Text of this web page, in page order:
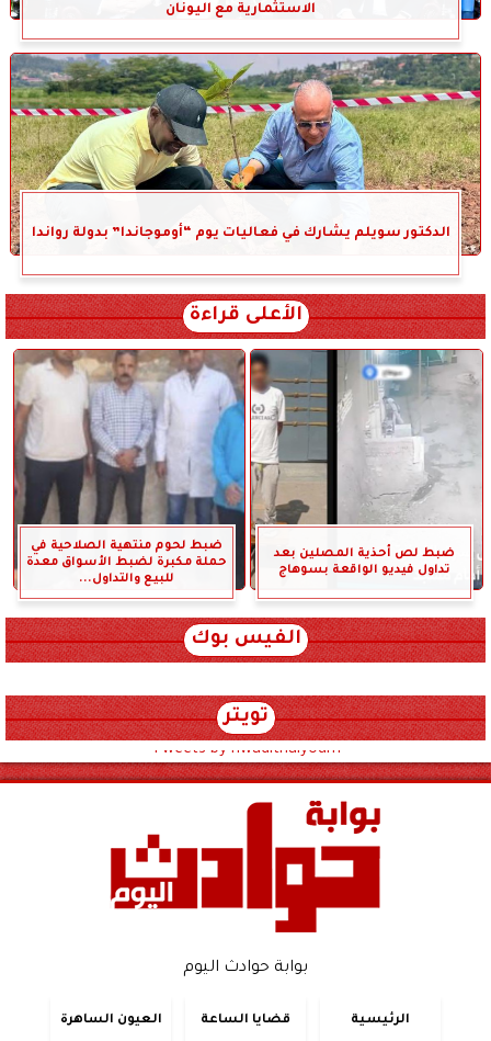
الاستثمارية مع اليونان
الدكتور سويلم يشارك في فعاليات يوم “أوموجاندا” بدولة رواندا
الأعلى قراءة
ضبط لص أحذية المصلين بعد
تداول فيديو الواقعة بسوهاج
ضبط لحوم منتهية الصلاحية في
حملة مكبرة لضبط الأسواق معدة
للبيع والتداول...
الفيس بوك
تويتر
Tweets by hwadithalyoum
بوابة حوادث اليوم
الرئيسية قضايا الساعة العيون الساهرة